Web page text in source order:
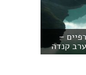
–
קנדה